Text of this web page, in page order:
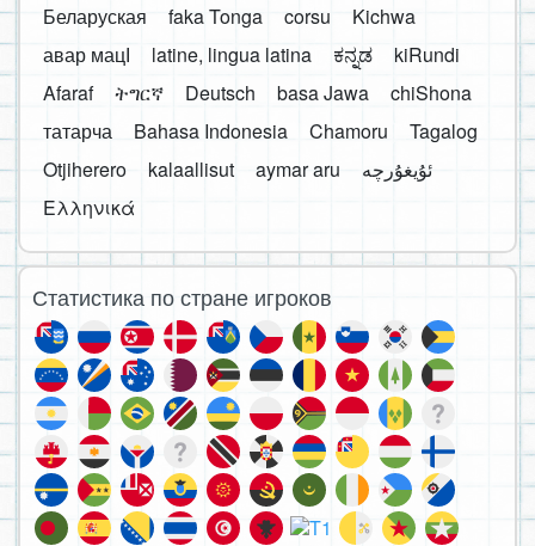
Беларуская
faka Tonga corsu
Kichwa
авар мацӀ
latine, lingua latina ಕನ್ನಡ
kiRundi
Afaraf
ትግርኛ Deutsch basa Jawa
chiShona
татарча
Bahasa Indonesia Chamoru
Tagalog
Otjiherero
kalaallisut aymar aru
Ελληνικά
Статистика по стране игроков